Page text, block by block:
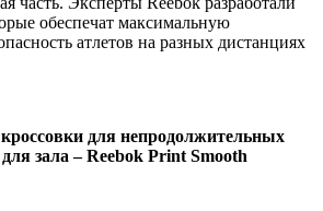
обеспечат максимальную
атлетов на разных дистанциях
для непродолжительных
зала – Reebok Print Smooth